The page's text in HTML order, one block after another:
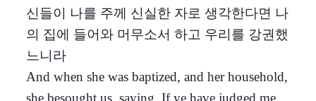
신들이 나를 주께 신실한 자로 생각한다면 나
의 집에 들어와 머무소서 하고 우리를 강권했
느니라
And when she was baptized, and her household,
she besought us, saying, If ye have judged me